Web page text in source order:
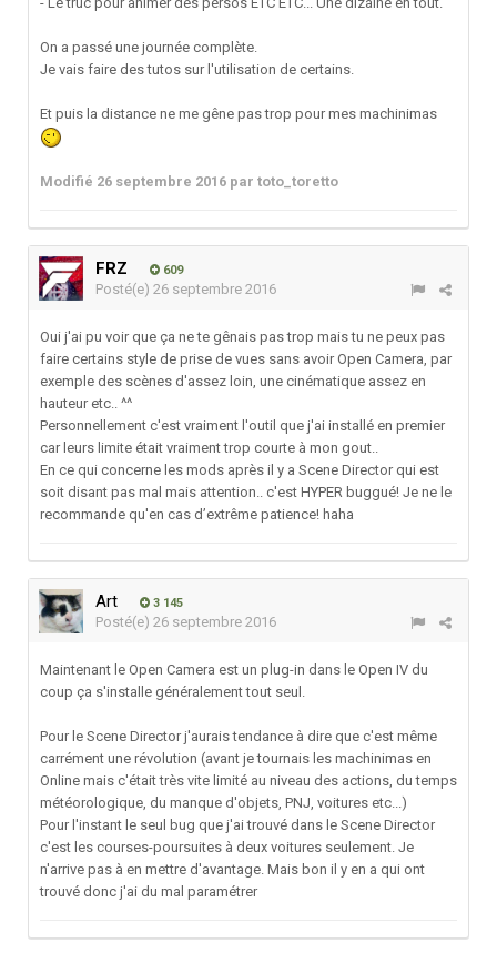
On a passé une journée complète.
Je vais faire des tutos sur l'utilisation de certains.
Et puis la distance ne me gêne pas trop pour mes machinimas
Modifié 26 septembre 2016 par toto_toretto
FRZ 609
Posté(e) 26 septembre 2016
Oui j'ai pu voir que ça ne te gênais pas trop mais tu ne peux pas
faire certains style de prise de vues sans avoir Open Camera, par
exemple des scènes d'assez loin, une cinématique assez en
hauteur etc.. ^^
Personnellement c'est vraiment l'outil que j'ai installé en premier
car leurs limite était vraiment trop courte à mon gout..
En ce qui concerne les mods après il y a Scene Director qui est
soit disant pas mal mais attention.. c'est HYPER buggué! Je ne le
recommande qu'en cas d’extrême patience! haha
Art 3 145
Posté(e) 26 septembre 2016
Maintenant le Open Camera est un plug-in dans le Open IV du
coup ça s'installe généralement tout seul.
Pour le Scene Director j'aurais tendance à dire que c'est même
carrément une révolution (avant je tournais les machinimas en
Online mais c'était très vite limité au niveau des actions, du temps
météorologique, du manque d'objets, PNJ, voitures etc...)
Pour l'instant le seul bug que j'ai trouvé dans le Scene Director
c'est les courses-poursuites à deux voitures seulement. Je
n'arrive pas à en mettre d'avantage. Mais bon il y en a qui ont
trouvé donc j'ai du mal paramétrer